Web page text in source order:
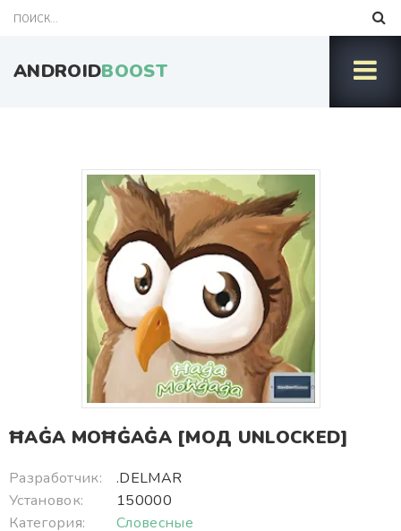
ANDROIDBOOST
ĦAĠA MOĦĠAĠA [МОД UNLOCKED]
Разработчик:
.DELMAR
Установок:
150000
Категория:
Словесные